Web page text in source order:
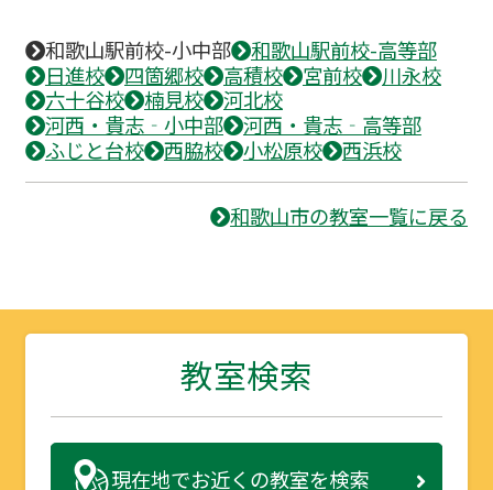
和歌山駅前校-小中部
和歌山駅前校-高等部
日進校
四箇郷校 高積校 宮前校
川永校
六十谷校
楠見校
河北校
河西・貴志‐小中部
河西・貴志‐高等部
ふじと台校
西脇校 小松原校 西浜校
和歌山市の教室一覧に戻る
教室検索
現在地でお近くの教室を検索